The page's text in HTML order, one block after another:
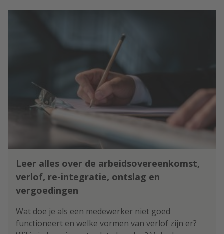
Leer alles over de arbeidsovereenkomst,
verlof, re-integratie, ontslag en
vergoedingen
Wat doe je als een medewerker niet goed
functioneert en welke vormen van verlof zijn er?